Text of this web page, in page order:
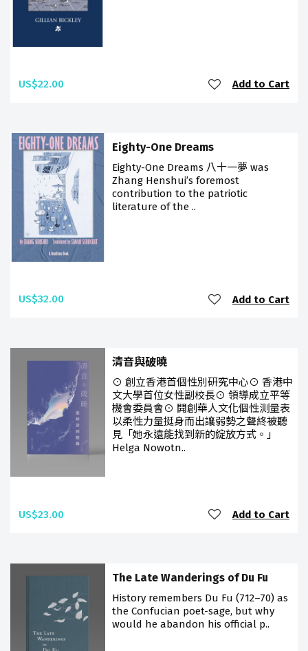
US$22.00 Add to Cart
Eighty-One Dreams
Eighty-One Dreams 八十一夢 was
Zhang Henshui’s foremost
contribution to the patriotic
literature of the ..
US$32.00 Add to Cart
清音與破曉
⊙ 創立香港首個性別研究中心⊙ 香港中
文大學首位女性副校長⊙ 領導成立平等
機會委員會⊙ 開創華人文化個性測量表
以柔性力量挺身而出讓弱勢之聲終被聽
見「她永遠能找到新的綻放方式。」
Helga Nowotn..
US$23.00 Add to Cart
The Late Wanderings of Du Fu
History remembers Du Fu (712–70) as
the Confucian poet-sage, but why
would he abandon his official p..